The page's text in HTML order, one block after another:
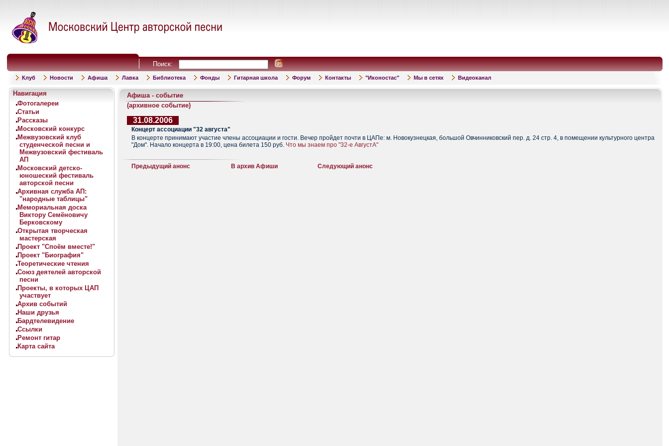
Поиск:
Клуб Новости Афиша Лавка Библиотека Фонды Гитарная школа Форум Контакты "Иконостас" Мы в сетях Видеоканал
Навигация
Фотогалереи
Статьи
Рассказы
Московский конкурс
Межвузовский клуб
студенческой песни и
Межвузовский фестиваль
АП
Московский детско-
юношеский фестиваль
авторской песни
Архивная служба АП:
"народные таблицы"
Мемориальная доска
Виктору Семёновичу
Берковскому
Открытая творческая
мастерская
Проект "Споём вместе!"
Проект "Биография"
Теоретические чтения
Союз деятелей авторской
песни
Проекты, в которых ЦАП
участвует
Архив событий
Наши друзья
Бардтелевидение
Ссылки
Ремонт гитар
Карта сайта
Афиша - событие
(архивное событие)
31.08.2006
Концерт ассоциации "32 августа"
В концерте принимают участие члены ассоциации и гости. Вечер пройдет почти в ЦАПе: м. Новокузнецкая, большой Овчинниковский пер. д. 24 стр. 4, в помещении культурного центра
"Дом". Начало концерта в 19:00, цена билета 150 руб. Что мы знаем про "32-е АвгустА"
Предыдущий анонс В архив Афиши Следующий анонс